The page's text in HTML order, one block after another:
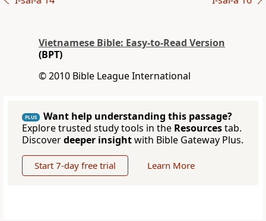
Vietnamese Bible: Easy-to-Read Version
(BPT)
© 2010 Bible League International
PLUS
Want help understanding this passage?
Explore trusted study tools in the Resourcestab.
Discoverdeeper insightwith Bible Gateway Plus.
Start 7-day free trial Learn More